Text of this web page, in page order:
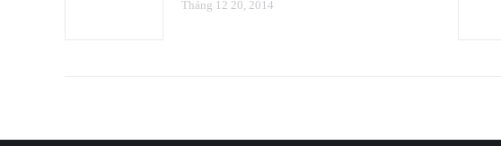
Tháng 12 20, 2014